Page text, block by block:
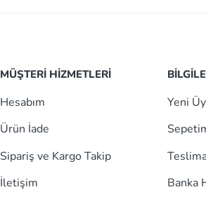
MÜŞTERİ HİZMETLERİ
Hesabım
Ürün İade
Sipariş ve Kargo Takip
İletişim
Yeni
Banka